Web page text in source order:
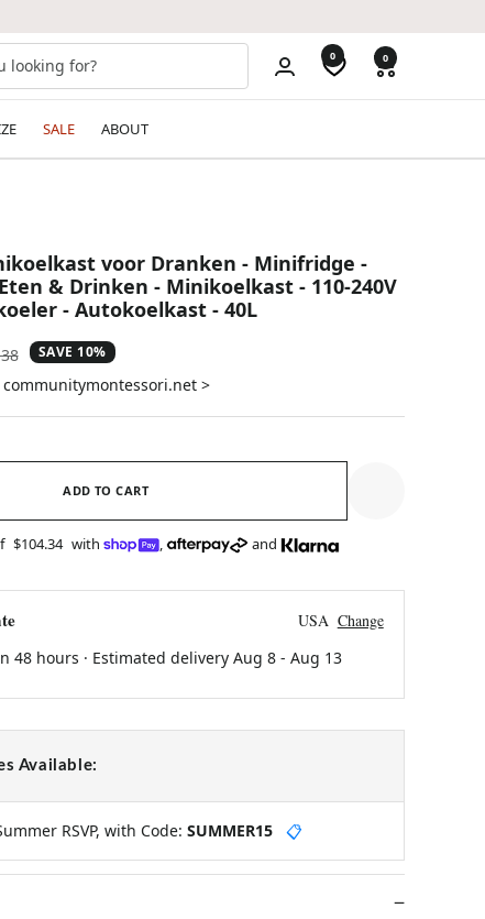
0 0
SALE ABOUT
voor Dranken - Minifridge -
& Drinken - Minikoelkast - 110-240V
- Autokoelkast - 40L
SAVE 10%
>
ADD TO CART
$104.34 with , and
USA Change
48 hours · Estimated delivery Aug 8- Aug 13
Available:
RSVP, with Code: SUMMER15 📋